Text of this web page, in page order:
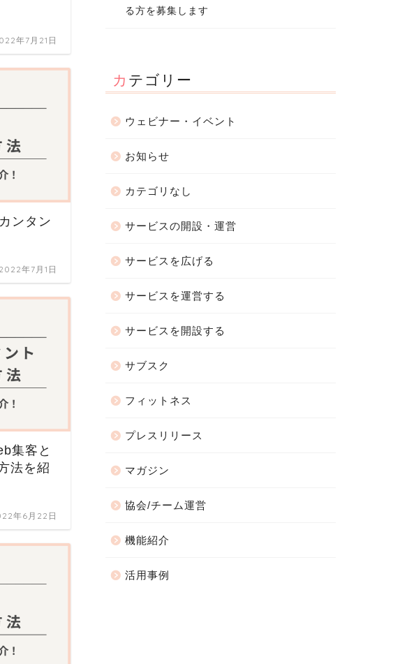
年7月21日
ンタン
2022年7月1日
集客と
法を紹
年6月22日
る方を募集します
カテゴリー
ウェビナー・イベント
お知らせ
カテゴリなし
サービスの開設・運営
サービスを広げる
サービスを運営する
サービスを開設する
サブスク
フィットネス
プレスリリース
マガジン
協会/チーム運営
機能紹介
活用事例